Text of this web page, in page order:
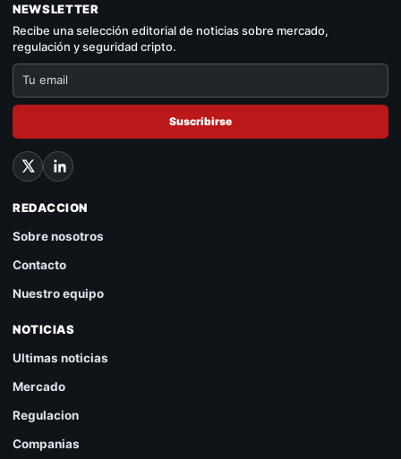
NEWSLETTER
Recibe una selección editorial de noticias sobre mercado,
regulación y seguridad cripto.
Suscribirse
REDACCION
Sobre nosotros
Contacto
Nuestro equipo
NOTICIAS
Ultimas noticias
Mercado
Regulacion
Companias